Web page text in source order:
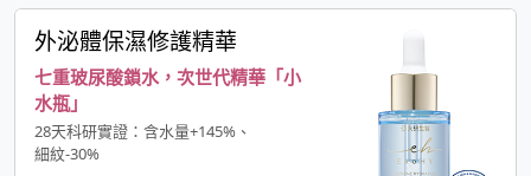
外泌體保濕修護精華
七重玻尿酸鎖水，次世代精華「小
水瓶」
28天科研實證：含水量+145%、
細紋-30%